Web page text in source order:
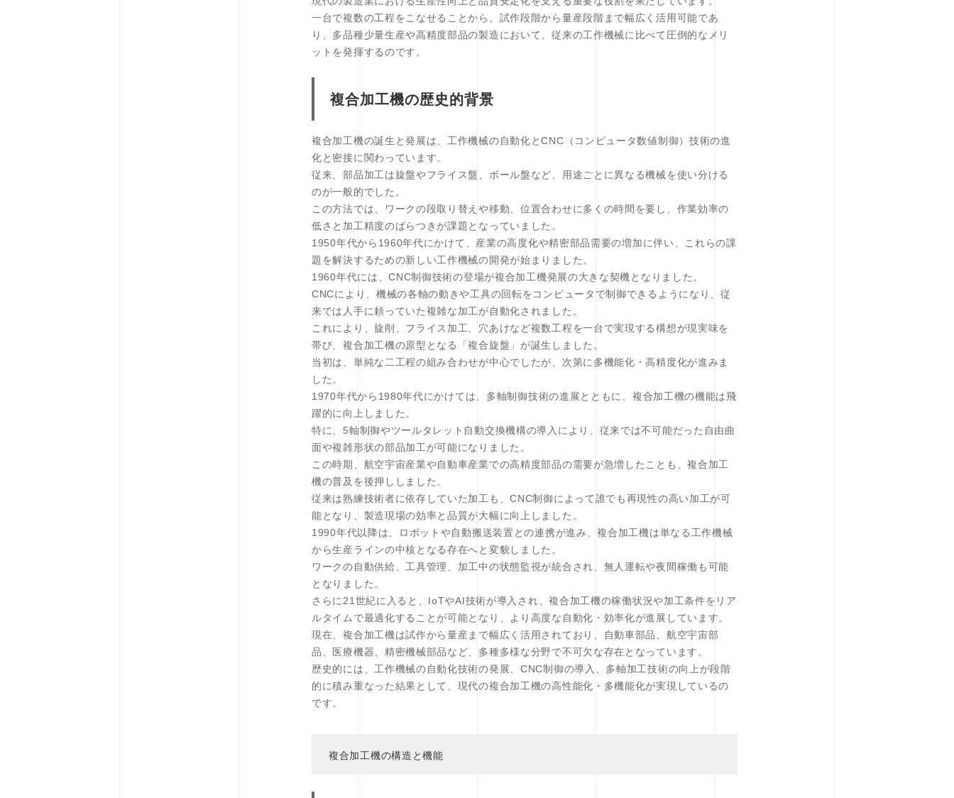
一台で複数の工程をこなせることから、試作段階から量産段階まで幅広く活用可能であ
り、多品種少量生産や高精度部品の製造において、従来の工作機械に比べて圧倒的なメリ
ットを発揮するのです。
複合加工機の歴史的背景
複合加工機の誕生と発展は、工作機械の自動化とCNC（コンピュータ数値制御）技術の進
化と密接に関わっています。
従来、部品加工は旋盤やフライス盤、ボール盤など、用途ごとに異なる機械を使い分ける
のが一般的でした。
この方法では、ワークの段取り替えや移動、位置合わせに多くの時間を要し、作業効率の
低さと加工精度のばらつきが課題となっていました。
1950年代から1960年代にかけて、産業の高度化や精密部品需要の増加に伴い、これらの課
題を解決するための新しい工作機械の開発が始まりました。
1960年代には、CNC制御技術の登場が複合加工機発展の大きな契機となりました。
CNCにより、機械の各軸の動きや工具の回転をコンピュータで制御できるようになり、従
来では人手に頼っていた複雑な加工が自動化されました。
これにより、旋削、フライス加工、穴あけなど複数工程を一台で実現する構想が現実味を
帯び、複合加工機の原型となる「複合旋盤」が誕生しました。
当初は、単純な二工程の組み合わせが中心でしたが、次第に多機能化・高精度化が進みま
した。
1970年代から1980年代にかけては、多軸制御技術の進展とともに、複合加工機の機能は飛
躍的に向上しました。
特に、5軸制御やツールタレット自動交換機構の導入により、従来では不可能だった自由曲
面や複雑形状の部品加工が可能になりました。
この時期、航空宇宙産業や自動車産業での高精度部品の需要が急増したことも、複合加工
機の普及を後押ししました。
従来は熟練技術者に依存していた加工も、CNC制御によって誰でも再現性の高い加工が可
能となり、製造現場の効率と品質が大幅に向上しました。
1990年代以降は、ロボットや自動搬送装置との連携が進み、複合加工機は単なる工作機械
から生産ラインの中核となる存在へと変貌しました。
ワークの自動供給、工具管理、加工中の状態監視が統合され、無人運転や夜間稼働も可能
となりました。
さらに21世紀に入ると、IoTやAI技術が導入され、複合加工機の稼働状況や加工条件をリア
ルタイムで最適化することが可能となり、より高度な自動化・効率化が進展しています。
現在、複合加工機は試作から量産まで幅広く活用されており、自動車部品、航空宇宙部
品、医療機器、精密機械部品など、多種多様な分野で不可欠な存在となっています。
歴史的には、工作機械の自動化技術の発展、CNC制御の導入、多軸加工技術の向上が段階
的に積み重なった結果として、現代の複合加工機の高性能化・多機能化が実現しているの
です。
複合加工機の構造と機能